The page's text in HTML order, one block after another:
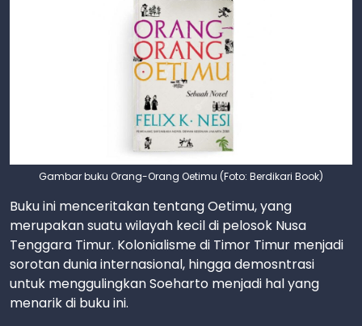
Gambar buku Orang-Orang Oetimu (Foto: Berdikari Book)
Buku ini menceritakan tentang Oetimu, yang
merupakan suatu wilayah kecil di pelosok Nusa
Tenggara Timur. Kolonialisme di Timor Timur menjadi
sorotan dunia internasional, hingga demosntrasi
untuk menggulingkan Soeharto menjadi hal yang
menarik di buku ini.